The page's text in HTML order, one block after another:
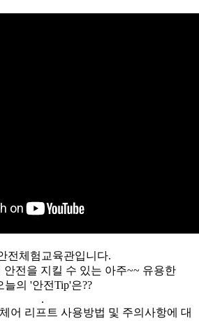
전체험교육관입니다.
전을 지킬 수 있는 아주~~ 유용한
늘의 '안전Tip'은??
.
어 리프트 사용방법 및 주의사항에 대